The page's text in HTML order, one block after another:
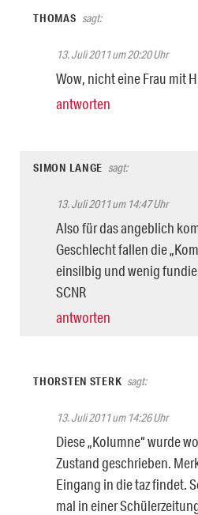
THOMAS sagt:
13. Juli 2011 um 20:20 Uhr
Wow, nicht eine Frau mit
antworten
SIMON LANGE sagt:
13. Juli 2011 um 14:47 Uhr
Also für das angeblich
Geschlecht fallen die
einsilbig und wenig
SCNR
antworten
THORSTEN STERK sagt:
13. Juli 2011 um 14:26 Uhr
Diese „Kolumne“ wurde
Zustand geschrieben.
Eingang in die taz findet.
mal in einer